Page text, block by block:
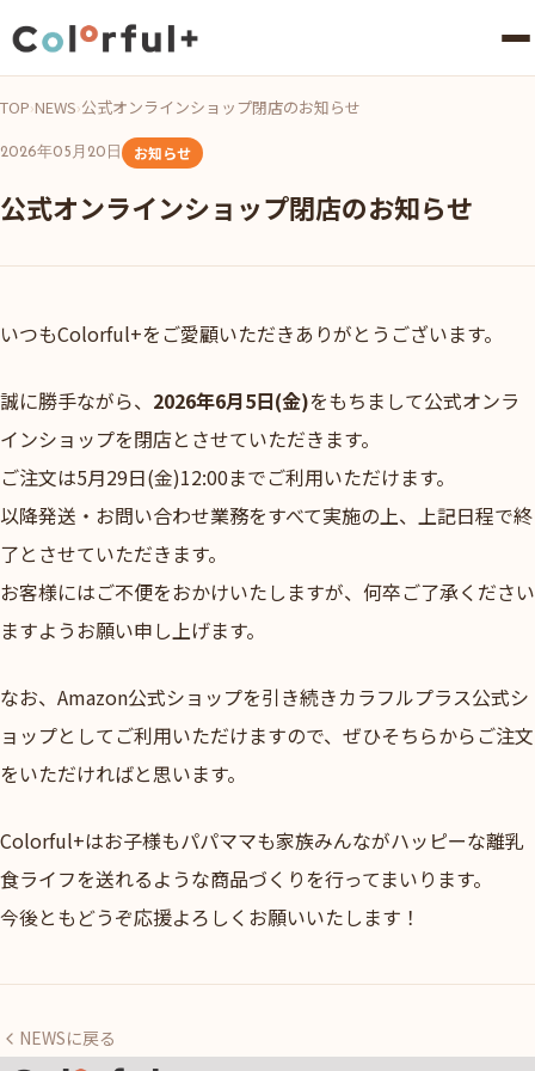
TOP›NEWS›公式オンラインショップ閉店のお知らせ
2026年05月20日 お知らせ
公式オンラインショップ閉店のお知らせ
いつもColorful+をご愛顧いただきありがとうございます。
誠に勝手ながら、 2026年6月5日(金)をもちまして公式オンラ
インショップを閉店とさせていただきます。
ご注文は5月29日(金)12:00までご利用いただけます。
以降発送・お問い合わせ業務をすべて実施の上、上記日程で終
了とさせていただきます。
お客様にはご不便をおかけいたしますが、何卒ご了承ください
ますようお願い申し上げます。
なお、Amazon公式ショップを引き続きカラフルプラス公式シ
ョップとしてご利用いただけますので、ぜひそちらからご注文
をいただければと思います。
Colorful+はお子様もパパママも家族みんながハッピーな離乳
食ライフを送れるような商品づくりを行ってまいります。
今後ともどうぞ応援よろしくお願いいたします！
NEWSに戻る